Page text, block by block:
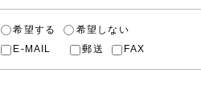
希望する
希望しない
E-MAIL
郵送 FAX